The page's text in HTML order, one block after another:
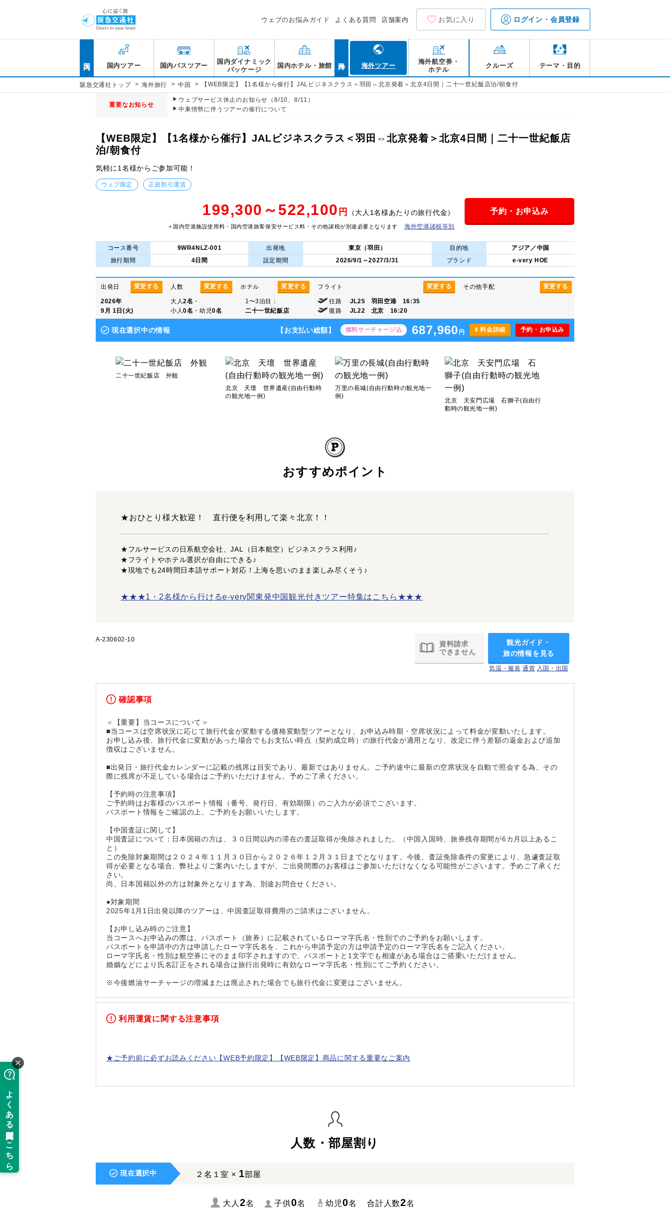
ウェブのお悩みガイド よくある質問 店舗案内 お気に入り ログイン・会員登録
国内ツアー 国内バスツアー
国内ダイナミック
パッケージ
国内ホテル・旅館 海外ツアー
海外航空券・
ホテル
クルーズ テーマ・目的
阪急交通社トップ > 海外旅行 > 中国 > 【WEB限定】【1名様から催行】JALビジネスクラス＜羽田⇔北京発着＞北京4日間｜二十一世紀飯店泊/朝食付
重要なお知らせ
ウェブサービス休止のお知らせ（8/10、8/11）
中東情勢に伴うツアーの催行について
【WEB限定】【1名様から催行】JALビジネスクラス＜羽田⇔北京発着＞北京4日間｜二十一世紀飯店
泊/朝食付
気軽に1名様からご参加可能！
ウェブ限定 正規割引運賃
199,300～522,100 円 （大人1名様あたりの旅行代金）
＋国内空港施設使用料・国内空港旅客保安サービス料・その他諸税が別途必要となります 海外空港諸税等別
予約・お申込み
コース番号 9WR4NLZ-001 出発地 東京（羽田） 目的地
アジア／中国
旅行期間
4日間 設定期間 2026/9/1～2027/3/31 ブランド e-very HOE
変更する
出発日
2026年
9月 1日(火)
変更する
人数
大人2名 ・
小人0名 ・幼児0名
変更する
ホテル
1〜3泊目：
二十一世紀飯店
変更する
フライト
往路
JL25 羽田空港 16:35
復路
JL22 北京 16:20
変更する
その他手配
現在選択中の情報 【お支払い総額】 燃料サーチャージ込 687,960 円 ¥ 料金詳細 予約・お申込み
二十一世紀飯店 外観
北京 天壇 世界遺産(自由行動時
の観光地一例)
万里の長城(自由行動時の観光地一
例)
北京 天安門広場 石獅子(自由行
動時の観光地一例)
おすすめポイント
★おひとり様大歓迎！ 直行便を利用して楽々北京！！
★フルサービスの日系航空会社、JAL（日本航空）ビジネスクラス利用♪
★フライトやホテル選択が自由にできる♪
★現地でも24時間日本語サポート対応！上海を思いのまま楽しみ尽くそう♪
★★★1・2名様から行けるe-very関東発中国観光付きツアー特集はこちら★★★
A-230602-10
資料請求
できません
観光ガイド・
旅の情報を見る
気温・服装 通貨 入国・出国
確認事項
＜【重要】当コースについて＞
■当コースは空席状況に応じて旅行代金が変動する価格変動型ツアーとなり、お申込み時期・空席状況によって料金が変動いたします。
お申し込み後、旅行代金に変動があった場合でもお支払い時点（契約成立時）の旅行代金が適用となり、改定に伴う差額の返金および追加
徴収はございません。
■出発日・旅行代金カレンダーに記載の残席は目安であり、最新ではありません。ご予約途中に最新の空席状況を自動で照会する為、その
際に残席が不足している場合はご予約いただけません。予めご了承ください。
【予約時の注意事項】
ご予約時はお客様のパスポート情報（番号、発行日、有効期限）のご入力が必須でございます。
パスポート情報をご確認の上、ご予約をお願いいたします。
【中国査証に関して】
中国査証について：日本国籍の方は、３０日間以内の滞在の査証取得が免除されました。（中国入国時、旅券残存期間が6カ月以上あるこ
と）
この免除対象期間は２０２４年１１月３０日から２０２６年１２月３１日までとなります。今後、査証免除条件の変更により、急遽査証取
得が必要となる場合、弊社よりご案内いたしますが、ご出発間際のお客様はご参加いただけなくなる可能性がございます。予めご了承くだ
さい。
尚、日本国籍以外の方は対象外となります為、別途お問合せください。
●対象期間
2025年1月1日出発以降のツアーは、中国査証取得費用のご請求はございません。
【お申し込み時のご注意】
当コースへお申込みの際は、パスポート（旅券）に記載されているローマ字氏名・性別でのご予約をお願いします。
パスポートを申請中の方は申請したローマ字氏名を、これから申請予定の方は申請予定のローマ字氏名をご記入ください。
ローマ字氏名・性別は航空券にそのまま印字されますので、パスポートと1文字でも相違がある場合はご搭乗いただけません。
婚姻などにより氏名訂正をされる場合は旅行出発時に有効なローマ字氏名・性別にてご予約ください。
※今後燃油サーチャージの増減または廃止された場合でも旅行代金に変更はございません。
利用運賃に関する注意事項
★ご予約前に必ずお読みください【WEB予約限定】【WEB限定】商品に関する重要なご案内
人数・部屋割り
現在選択中 ２名１室 × 1部屋
大人 2名 子供0名 幼児0名 合計人数2名